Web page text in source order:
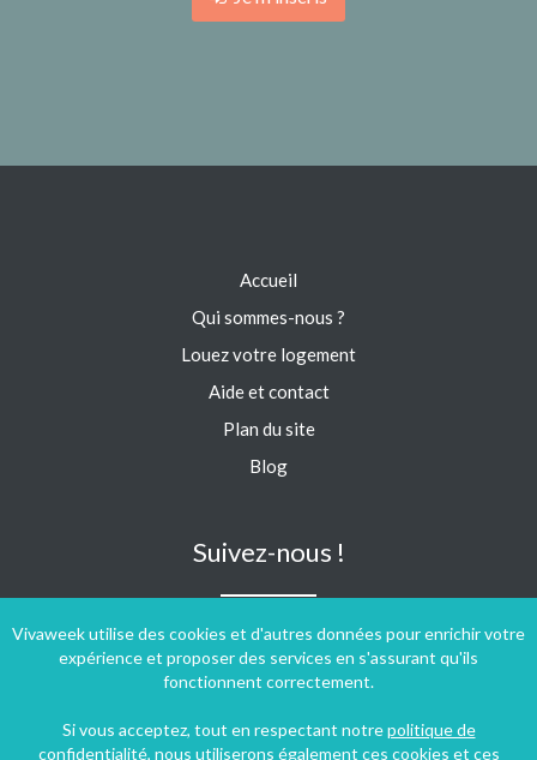
Vivaweek utilise des cookies et d'autres données pour enrichir votre
expérience et proposer des services en s'assurant qu'ils
fonctionnent correctement.
Si vous acceptez, tout en respectant notrepolitique de
confidentialité, nous utiliserons également ces cookies et ces
Accueil
Qui sommes-nous ?
Louez votre logement
Aide et contact
Plan du site
Blog
Suivez-nous !